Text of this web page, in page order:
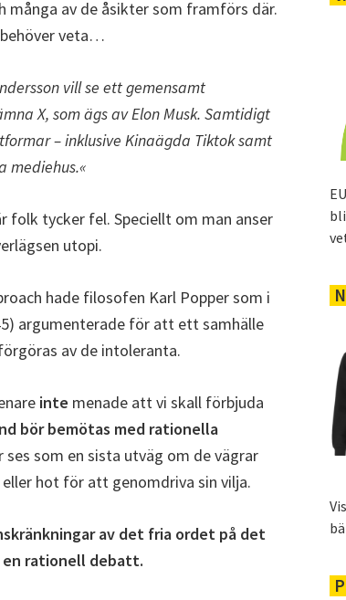
av de åsikter som framförs där.
veta…
vill se ett gemensamt
X, som ägs av Elon Musk. Samtidigt
– inklusive Kinaägda Tiktok samt
mediehus.«
tycker fel. Speciellt om man anser
utopi.
hade filosofen Karl Popper som i
argumenterade för att ett samhälle
av de intoleranta.
inte menade att vi skall förbjuda
bör bemötas med rationella
som en sista utväg om de vägrar
hot för att genomdriva sin vilja.
av det fria ordet på det
rationell debatt.